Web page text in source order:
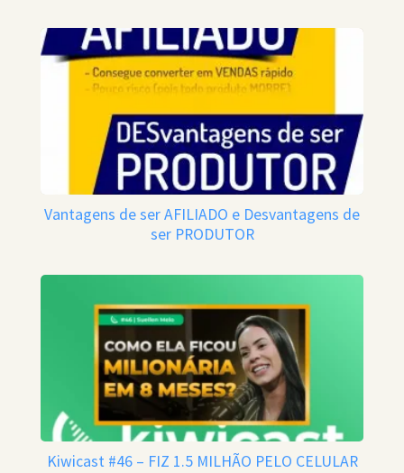
Vantagens de ser AFILIADO e Desvantagens de
ser PRODUTOR
Kiwicast #46 – FIZ 1.5 MILHÃO PELO CELULAR